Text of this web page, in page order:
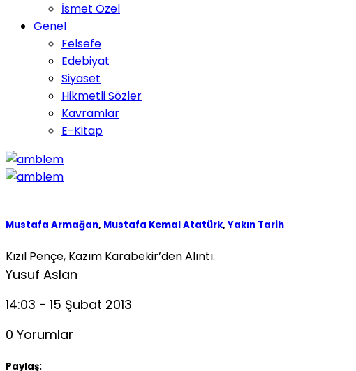
İsmet Özel
Genel
Felsefe
Edebiyat
Siyaset
Hikmetli Sözler
Kavramlar
E-Kitap
Mustafa Armağan, Mustafa Kemal Atatürk,Yakın Tarih
Kızıl Pençe, Kazım Karabekir’den Alıntı.
Yusuf Aslan
14:03 - 15 Şubat 2013
0 Yorumlar
Paylaş: